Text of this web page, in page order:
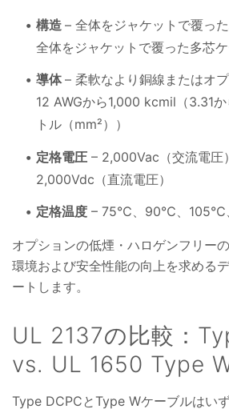
構造 – 全体をジャケットで覆っ
全体をジャケットで覆った多芯
導体– 柔軟なより銅線またはオ
12 AWGから1,000 kcmil（3.31
トル（mm²））
定格電圧 – 2,000Vac（交流電圧
2,000Vdc（直流電圧）
定格温度 – 75℃、90℃、105℃
オプションの低煙・ハロゲンフリー
環境および安全性能の向上を求める
ートします。
UL 2137の比較：
vs. UL 1650 Type
Type DCPCとType Wケーブルはい